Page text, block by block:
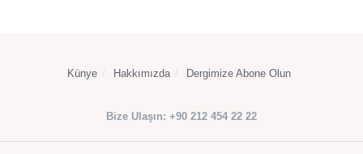
Künye Hakkımızda Dergimize Abone Olun
Bize Ulaşın: +90 212 454 22 22